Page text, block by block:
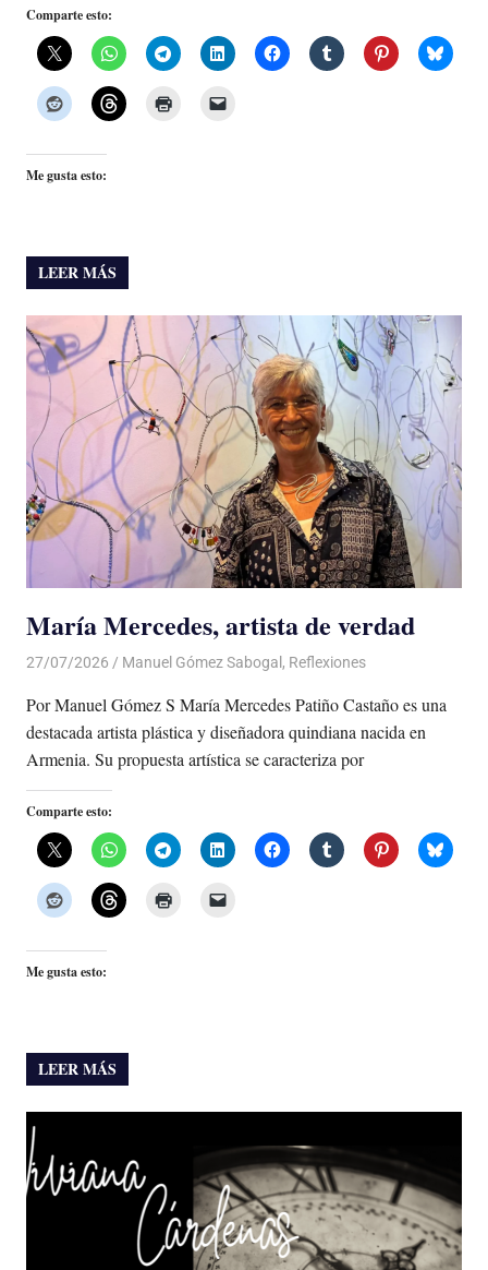
Comparte esto:
Me gusta esto:
LEER MÁS
María Mercedes, artista de verdad
27/07/2026 De todo un Poco
Manuel Gómez Sabogal , Reflexiones
Por Manuel Gómez S María Mercedes Patiño Castaño es una
destacada artista plástica y diseñadora quindiana nacida en
Armenia. Su propuesta artística se caracteriza por
Comparte esto:
Me gusta esto:
LEER MÁS